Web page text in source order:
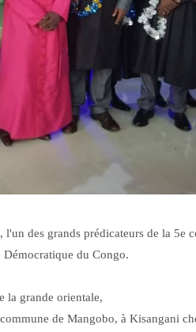
des grands prédicateurs de la 5e
du Congo.
la grande orientale,
de Mangobo, à Kisangani